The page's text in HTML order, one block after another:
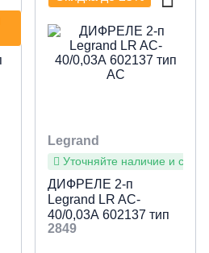
Legrand
Уточняйте наличие и сроки
ДИФРЕЛЕ 2-п
Legrand LR AC-
40/0,03А 602137 тип
AC
2849